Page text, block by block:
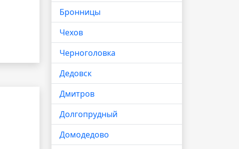
Бронницы
Чехов
Черноголовка
Дедовск
Дмитров
Долгопрудный
Домодедово